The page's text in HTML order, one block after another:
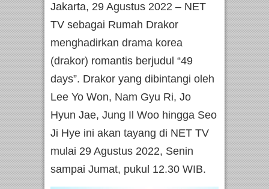
Jakarta, 29 Agustus 2022 – NET
TV sebagai Rumah Drakor
menghadirkan drama korea
(drakor) romantis berjudul “49
days”. Drakor yang dibintangi oleh
Lee Yo Won, Nam Gyu Ri, Jo
Hyun Jae, Jung Il Woo hingga Seo
Ji Hye ini akan tayang di NET TV
mulai 29 Agustus 2022, Senin
sampai Jumat, pukul 12.30 WIB.